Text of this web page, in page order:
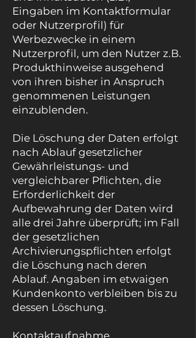
Eingaben im Kontaktformular
oder Nutzerprofil) für
Werbezwecke in einem
Nutzerprofil, um den Nutzer z.B.
Produkthinweise ausgehend
von ihren bisher in Anspruch
genommenen Leistungen
einzublenden.
Die Löschung der Daten erfolgt
nach Ablauf gesetzlicher
Gewährleistungs- und
vergleichbarer Pflichten, die
Erforderlichkeit der
Aufbewahrung der Daten wird
alle drei Jahre überprüft; im Fall
der gesetzlichen
Archivierungspflichten erfolgt
die Löschung nach deren
Ablauf. Angaben im etwaigen
Kundenkonto verbleiben bis zu
dessen Löschung.
Kontaktaufnahme